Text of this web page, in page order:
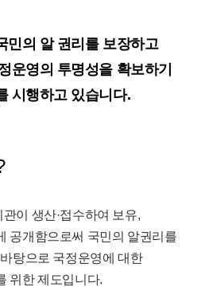
민의 알 권리를 보장하고
운영의 투명성을 확보하기
시행하고 있습니다.
이 생산·접수하여 보유,
공개함으로써 국민의 알권리를
탕으로 국정운영에 대한
위한 제도입니다.